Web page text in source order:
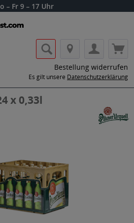
– Fr 9 – 17 Uhr
Bestellung widerrufen
Es gilt unsere Datenschutzerklärung
x 0,33l